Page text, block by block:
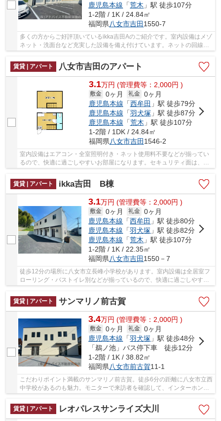
鹿児島本線 「荒木 」駅 徒歩107分
1-2階 / 1K / 24.84㎡
福岡県八女市吉田 1550-7
多くの方からご好評頂いているikka吉田Aのご紹介です。室内設備はメゾ
ネット・洗面台など充実した設備を備え付けています。ネットの回線を
賃貸 | アパート
八女市吉田のアパート
3.1万円 (管理費等：2,000円 )
敷金 0ヶ月 礼金 0ヶ月
鹿児島本線 「西牟田 」駅 徒歩79分
鹿児島本線 「羽犬塚 」駅 徒歩87分
鹿児島本線 「荒木 」駅 徒歩107分
1-2階 / 1DK / 24.84㎡
福岡県八女市吉田 1546-2
室内設備はエアコン・全室照明付き・ネット使用料不要などが揃ってい
るので、快適に過ごしやすいお部屋になります。セキュリティ面は、防
犯カメラ・ダブルロックキーなど充実している...
賃貸 | アパート
ikka吉田 B棟
3.1万円 (管理費等：2,000円 )
敷金 0ヶ月 礼金 0ヶ月
鹿児島本線 「西牟田 」駅 徒歩80分
鹿児島本線 「羽犬塚 」駅 徒歩82分
鹿児島本線 「荒木 」駅 徒歩107分
1-2階 / 1K / 22.35㎡
福岡県八女市吉田 1550－7
徒歩12分の場所に八女市立長峰小学校があります。室内設備は全居室フ
ローリング・バストイレ別などが揃っているので、快適に過ごしやすい
お部屋になります。こちらのお部屋で新しい生...
賃貸 | アパート
サンマリノ前古賀
3.4万円 (管理費等：2,000円 )
敷金 0ヶ月 礼金 0ヶ月
鹿児島本線 「羽犬塚 」駅 徒歩48分
「鵜ノ池」バス停下車 徒歩12分
1-2階 / 1K / 38.82㎡
福岡県八女市前古賀11-1
こだわりポイント満載のサンマリノ前古賀。徒歩6分の距離に八女市立西
中学校があるのも魅力。モニターで来訪者を確認して、インターホンを
通じて室内から会話することができます。最上...
賃貸 | アパート
レオパレスサンライズ大川